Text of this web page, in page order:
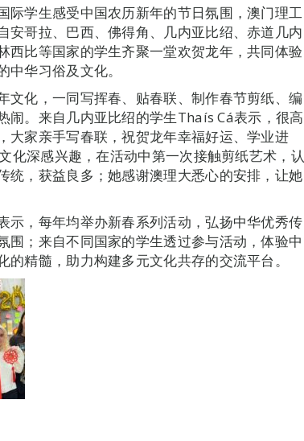
际学生感受中国农历新年的节日氛围，澳门理工
安哥拉、巴西、佛得角、几内亚比绍、赤道几内
西比等国家的学生齐聚一堂欢贺龙年，共同体验
华习俗及文化。
文化，一同写挥春、贴春联、制作春节剪纸、编
闹。来自几内亚比绍的学生Thaís Cá表示，很高
大家亲手写春联，祝贺龙年幸福好运、学业进
化深感兴趣，在活动中第一次接触剪纸艺术，认
统，获益良多；她感谢澳理大悉心的安排，让她
示，每年均举办新春系列活动，弘扬中华优秀传
围；来自不同国家的学生透过参与活动，体验中
精髓，助力构建多元文化共存的交流平台。